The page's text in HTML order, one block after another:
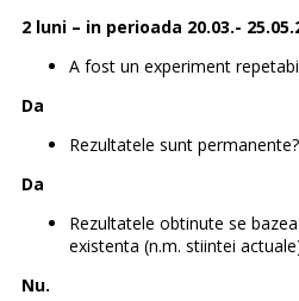
2 luni – in perioada 20.03.-
A fost un experiment
Da
Rezultatele sunt permanente?
Da
Rezultatele obtinute se
existenta (n.m. stiintei
Nu.